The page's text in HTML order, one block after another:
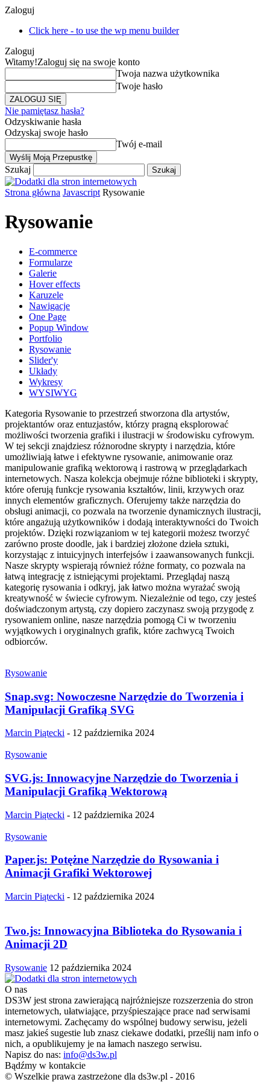
Zaloguj
Click here - to use the wp menu builder
Zaloguj
Witamy!Zaloguj się na swoje konto
Twoja nazwa użytkownika
Twoje hasło
Nie pamiętasz hasła?
Odzyskiwanie hasła
Odzyskaj swoje hasło
Twój e-mail
Szukaj
Strona główna Javascript Rysowanie
Rysowanie
E-commerce
Formularze
Galerie
Hover effects
Karuzele
Nawigacje
One Page
Popup Window
Portfolio
Rysowanie
Slider'y
Układy
Wykresy
WYSIWYG
Kategoria Rysowanie to przestrzeń stworzona dla artystów,
projektantów oraz entuzjastów, którzy pragną eksplorować
możliwości tworzenia grafiki i ilustracji w środowisku cyfrowym.
W tej sekcji znajdziesz różnorodne skrypty i narzędzia, które
umożliwiają łatwe i efektywne rysowanie, animowanie oraz
manipulowanie grafiką wektorową i rastrową w przeglądarkach
internetowych. Nasza kolekcja obejmuje różne biblioteki i skrypty,
które oferują funkcje rysowania kształtów, linii, krzywych oraz
innych elementów graficznych. Oferujemy także narzędzia do
obsługi animacji, co pozwala na tworzenie dynamicznych ilustracji,
które angażują użytkowników i dodają interaktywności do Twoich
projektów. Dzięki rozwiązaniom w tej kategorii możesz tworzyć
zarówno proste doodle, jak i bardziej złożone dzieła sztuki,
korzystając z intuicyjnych interfejsów i zaawansowanych funkcji.
Nasze skrypty wspierają również różne formaty, co pozwala na
łatwą integrację z istniejącymi projektami. Przeglądaj naszą
kategorię rysowania i odkryj, jak łatwo można wyrażać swoją
kreatywność w świecie cyfrowym. Niezależnie od tego, czy jesteś
doświadczonym artystą, czy dopiero zaczynasz swoją przygodę z
rysowaniem online, nasze narzędzia pomogą Ci w tworzeniu
wyjątkowych i oryginalnych grafik, które zachwycą Twoich
odbiorców.
Rysowanie
Snap.svg: Nowoczesne Narzędzie do Tworzenia i
Manipulacji Grafiką SVG
Marcin Piątecki - 12 października 2024
Rysowanie
SVG.js: Innowacyjne Narzędzie do Tworzenia i
Manipulacji Grafiką Wektorową
Marcin Piątecki - 12 października 2024
Rysowanie
Paper.js: Potężne Narzędzie do Rysowania i
Animacji Grafiki Wektorowej
Marcin Piątecki - 12 października 2024
Two.js: Innowacyjna Biblioteka do Rysowania i
Animacji 2D
Rysowanie 12 października 2024
O nas
DS3W jest strona zawierającą najróżniejsze rozszerzenia do stron
internetowych, ułatwiające, przyśpieszające prace nad serwisami
internetowymi. Zachęcamy do wspólnej budowy serwisu, jeżeli
masz jakieś sugestie lub znasz ciekawe dodatki, prześlij nam info o
nich, a opublikujemy je na łamach naszego serwisu.
Napisz do nas: info@ds3w.pl
Bądźmy w kontakcie
© Wszelkie prawa zastrzeżone dla ds3w.pl - 2016